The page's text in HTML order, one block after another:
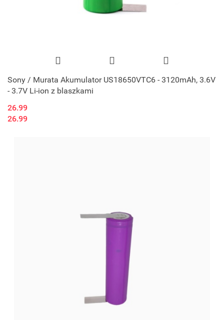
Sony / Murata Akumulator US18650VTC6 - 3120mAh, 3.6V
- 3.7V Li-ion z blaszkami
26.99
26.99